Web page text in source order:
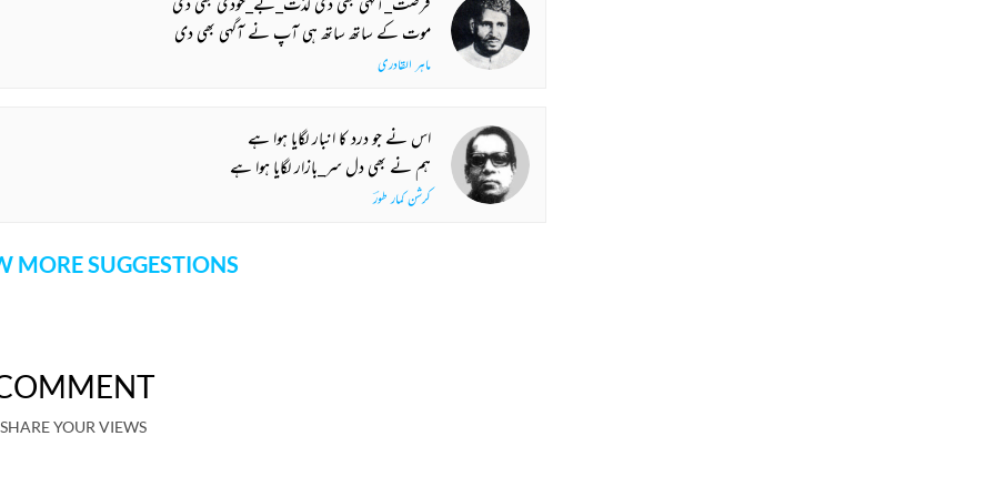
موت کے ساتھ ساتھ ہی آپ نے آگہی بھی دی
ماہر القادری
اس نے جو درد کا انبار لگایا ہوا ہے
ہم نے بھی دل سر_بازار لگایا ہوا ہے
کرشن کمار طورؔ
MORE SUGGESTIONS
SHARE YOUR VIEWS